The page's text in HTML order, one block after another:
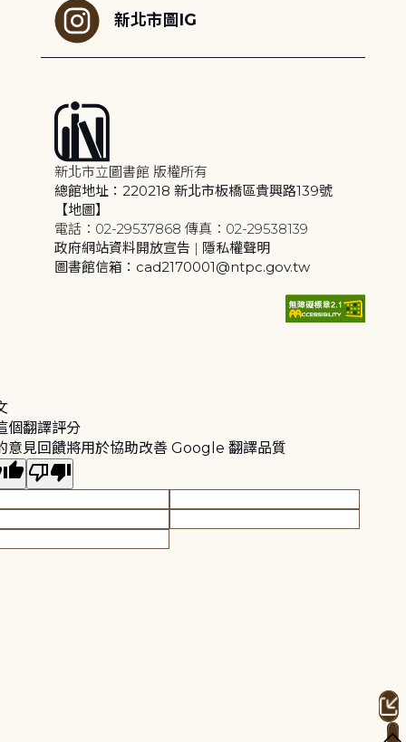
新北市圖IG
新北市立圖書館 版權所有
總館地址：220218 新北市板橋區貴興路139號
【地圖】
電話：02-29537868 傳真：02-29538139
政府網站資料開放宣告 | 隱私權聲明
圖書館信箱：cad2170001@ntpc.gov.tw
個翻譯評分
意見回饋將用於協助改善 Google 翻譯品質